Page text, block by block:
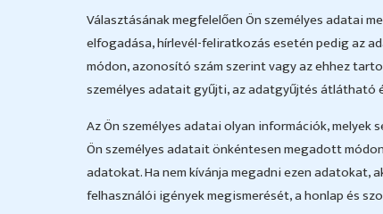
Választásának megfelelően Ön személyes adatai
elfogadása, hírlevél-feliratkozás esetén pedig az
módon, azonosító szám szerint vagy az ehhez
személyes adatait gyűjti, az adatgyűjtés átlátható
Az Ön személyes adatai olyan információk, melyek
Ön személyes adatait önkéntesen megadott
adatokat. Ha nem kívánja megadni ezen
felhasználói igények megismerését, a honlap és